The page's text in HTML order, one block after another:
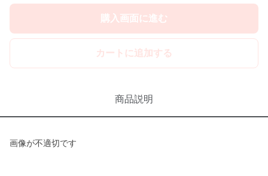
購入画面に進む
カートに追加する
商品説明
画像が不適切です